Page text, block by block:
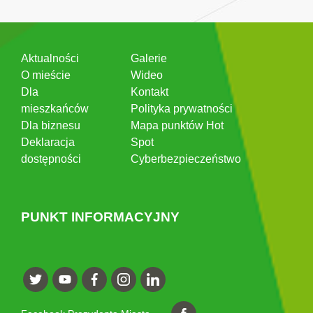
Aktualności
O mieście
Dla
mieszkańców
Dla biznesu
Deklaracja
dostępności
Galerie
Wideo
Kontakt
Polityka prywatności
Mapa punktów Hot
Spot
Cyberbezpieczeństwo
PUNKT INFORMACYJNY